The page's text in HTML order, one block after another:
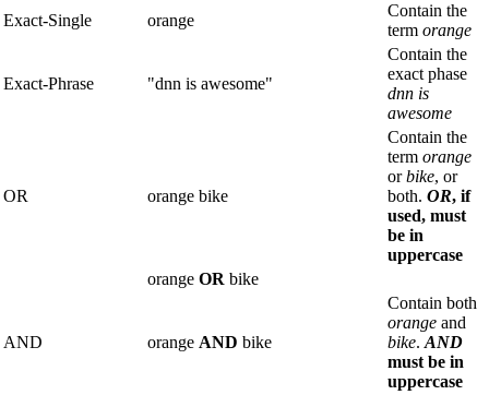
Exact-Single
orange
Contain the
term orange
Exact-Phrase "dnn is awesome"
Contain the
exact phase
dnn is
awesome
OR orange bike
Contain the
term orange
orbike, or
both. OR, if
used, must
be in
uppercase
orange OR bike
AND orange AND bike
Contain both
orange and
bike. AND
must be in
uppercase